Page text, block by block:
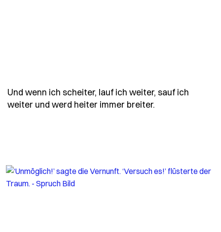
Und wenn ich scheiter, lauf ich weiter, sauf ich
weiter und werd heiter immer breiter.